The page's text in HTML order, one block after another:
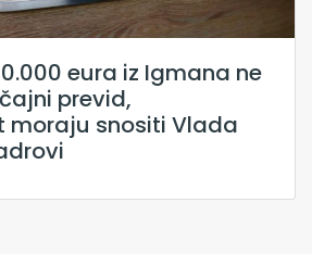
eura iz Igmana ne
previd,
moraju snositi Vlada